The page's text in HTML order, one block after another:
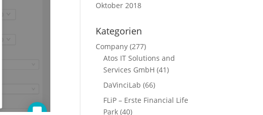
Oktober 2018
Kategorien
Company (277)
Atos IT Solutions and
Services GmbH (41)
DaVinciLab (66)
FLiP – Erste Financial Life
Park (40)